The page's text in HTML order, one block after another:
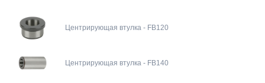
Центрирующая втулка - FB120
Центрирующая втулка - FB140